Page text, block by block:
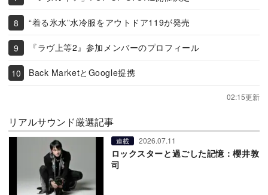
“着る氷水”水冷服をアウトドア119が発売
『ラヴ上等2』参加メンバーのプロフィール
Back MarketとGoogle提携
02:15更新
リアルサウンド厳選記事
連載 2026.07.11
ロックスターと過ごした記憶：櫻井敦
司